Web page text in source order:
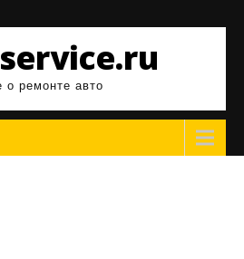
о ремонте авто